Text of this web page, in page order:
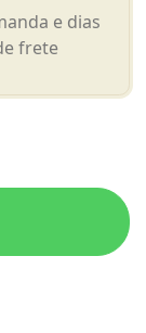
e dias
frete